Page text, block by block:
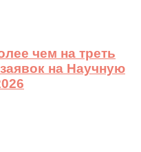
чем на треть
на Научную